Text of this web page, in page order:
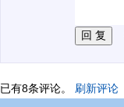
已有8条评论。 刷新评论